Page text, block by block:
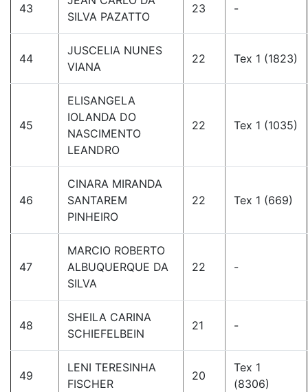
43
SILVA PAZATTO
23 -
44
JUSCELIA NUNES
VIANA
22 Tex 1 (1823)
45
ELISANGELA
IOLANDA DO
NASCIMENTO
LEANDRO
22 Tex 1 (1035)
46
CINARA MIRANDA
SANTAREM
PINHEIRO
22 Tex 1 (669)
47
MARCIO ROBERTO
ALBUQUERQUE DA
SILVA
22 -
48
SHEILA CARINA
SCHIEFELBEIN
21 -
49
LENI TERESINHA
FISCHER
20
Tex 1
(8306)